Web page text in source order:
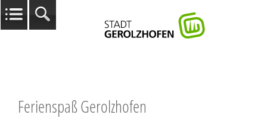
Ferienspaß Gerolzhofen